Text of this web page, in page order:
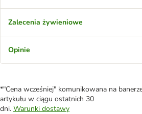
Zalecenia żywieniowe
Opinie
*"Cena wcześniej" komunikowana na
artykułu w ciągu ostatnich 30
dni. Warunki dostawy